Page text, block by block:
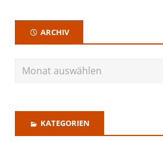
ARCHIV
KATEGORIEN